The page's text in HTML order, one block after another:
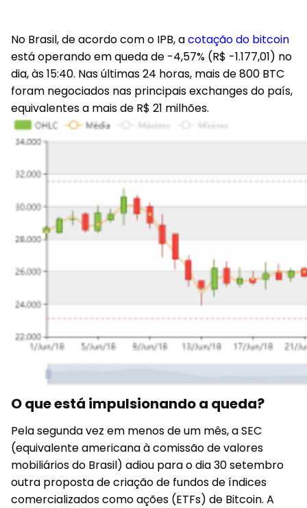
No Brasil, de acordo com o IPB, acotação do bitcoin
está operando em queda de -4,57% (R$ -1.177,01) no
dia, às 15:40. Nas últimas 24 horas, mais de 800 BTC
foram negociados nas principais exchanges do país,
equivalentes a mais de R$ 21 milhões.
O que está impulsionando a queda?
Pela segunda vez em menos de um mês, a SEC
(equivalente americana à comissão de valores
mobiliários do Brasil) adiou para o dia 30 setembro
outra proposta de criação de fundos de índices
comercializados como ações (ETFs) de Bitcoin. A